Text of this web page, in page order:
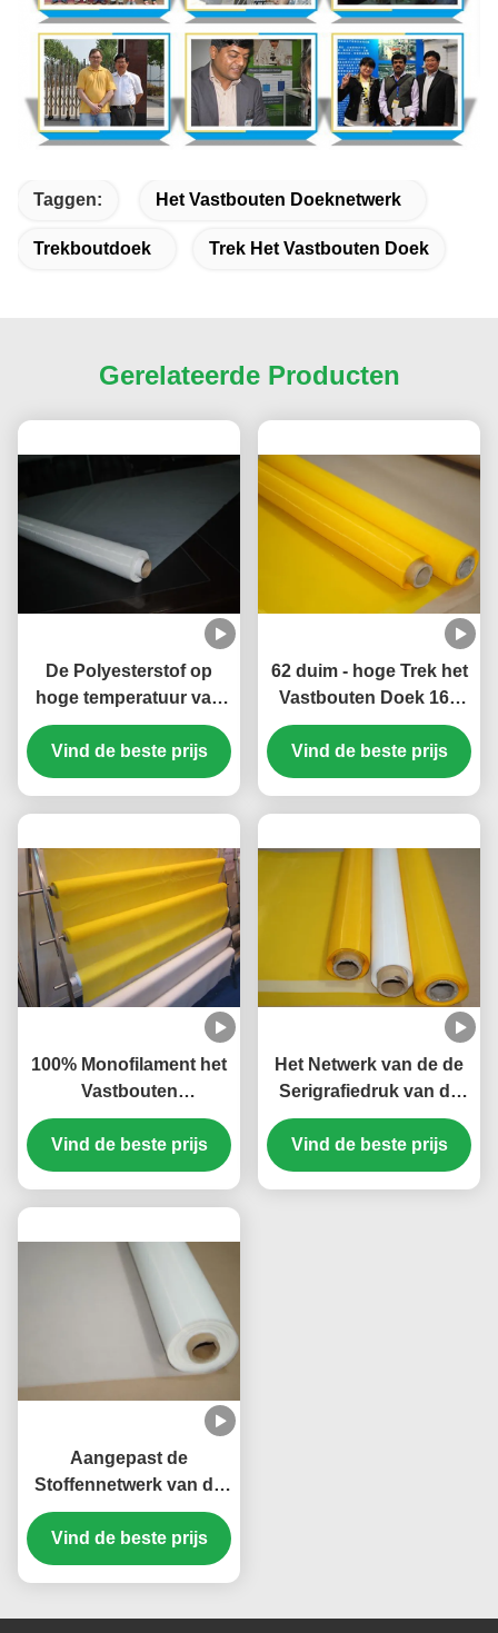
Taggen: Het Vastbouten Doeknetwerk
Trekboutdoek Trek Het Vastbouten Doek
Gerelateerde Producten
De Polyesterstof op
hoge temperatuur van
de het Schermdruk voor
PCB-Chemische
productenweerstand
Vind de beste prijs
62 duim - hoge Trek het
Vastbouten Doek 160
Netwerk voor het
Schermdruk, FDA-
Certificaat
Vind de beste prijs
100% Monofilament het
Vastbouten
Doeknetwerk, 80 het
Netwerkscherm voor
het Schermdruk
Vind de beste prijs
Het Netwerk van de de
Serigrafiedruk van de
45 Duimpolyester, 250
de Zure Weerstand van
het Netwerkscherm
Vind de beste prijs
Aangepast de
Stoffennetwerk van de
het Schermdruk 74
Duim voor Elektronika,
Witte/Gele Kleur
Vind de beste prijs